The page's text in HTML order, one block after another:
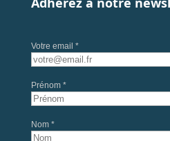
Votre email *
Prénom *
Nom *